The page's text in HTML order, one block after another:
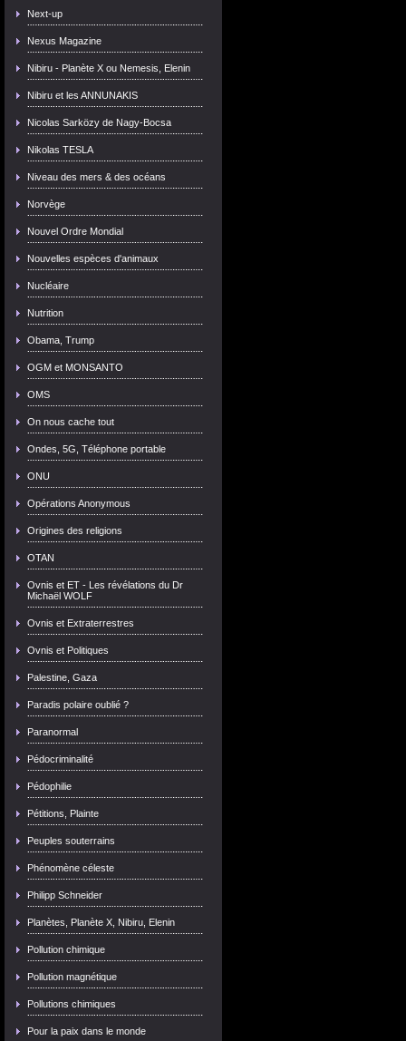
Next-up
Nexus Magazine
Nibiru - Planète X ou Nemesis, Elenin
Nibiru et les ANNUNAKIS
Nicolas Sarközy de Nagy-Bocsa
Nikolas TESLA
Niveau des mers & des océans
Norvège
Nouvel Ordre Mondial
Nouvelles espèces d'animaux
Nucléaire
Nutrition
Obama, Trump
OGM et MONSANTO
OMS
On nous cache tout
Ondes, 5G, Téléphone portable
ONU
Opérations Anonymous
Origines des religions
OTAN
Ovnis et ET - Les révélations du Dr
Michaël WOLF
Ovnis et Extraterrestres
Ovnis et Politiques
Palestine, Gaza
Paradis polaire oublié ?
Paranormal
Pédocriminalité
Pédophilie
Pétitions, Plainte
Peuples souterrains
Phénomène céleste
Philipp Schneider
Planètes, Planète X, Nibiru, Elenin
Pollution chimique
Pollution magnétique
Pollutions chimiques
Pour la paix dans le monde